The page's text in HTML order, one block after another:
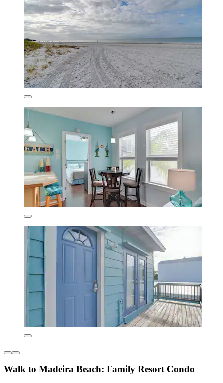
Walk to Madeira Beach: Family Resort Condo